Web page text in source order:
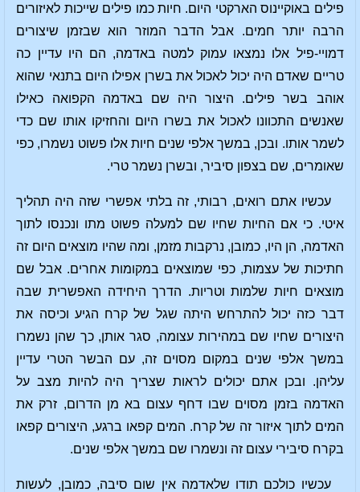
פילים באוקיינוס הארקטי היום. חיות כמו פילים שייכות לאיזורים
הרבה יותר חמים. אבל הדבר המוזר הוא שבזמן שיצורים
דמויי-פיל אלו נמצאו עמוק למטה באדמה, הם היו עדיין כה
טריים שאדם היה יכול לאכול את בשרן אפילו היום בתנאי שהוא
אוהב בשר פילים. היצור היה שם באדמה הקפואה כאילו
שאנשים התכוונו לאכול את בשרו היום והחזיקו אותו שם כדי
לשמר אותו. ובכן, במשך אלפי שנים חיות אלו פשוט נשמרו, כפי
שאומרים, שם בצפון סיביר, ובשרן נשמר טרי.
עכשיו אתם רואים, רבותי, זה בלתי אפשרי שזה היה תהליך
איטי. כי אם החיות שחיו שם למעלה פשוט מתו ונכנסו לתוך
האדמה, הן היו, כמובן, נרקבות מזמן, ומה שהיו מוצאים היום זה
חתיכות של עצמות, כפי שמוצאים במקומות אחרים. אבל שם
מוצאים חיות שלמות וטריות. הדרך היחידה האפשרית שבה
דבר כזה יכול להתרחש היתה שגל של קרח הגיע וכיסה את
היצורים שחיו שם במהירות עצומה, סגר אותן, כך שהן נשמרו
במשך אלפי שנים במקום מסוים זה, עם הבשר הטרי עדיין
עליהן. ובכן אתם יכולים לראות שצריך היה להיות מצב על
האדמה בזמן מסוים שבו דחף עצום בא מן הדרום, זרק את
המים לתוך איזור זה של קרח. המים קפאו ברגע, היצורים קפאו
בקרח סיבירי עצום זה ונשמרו שם במשך אלפי שנים.
עכשיו כולכם תודו שלאדמה אין שום סיבה, כמובן, לעשות